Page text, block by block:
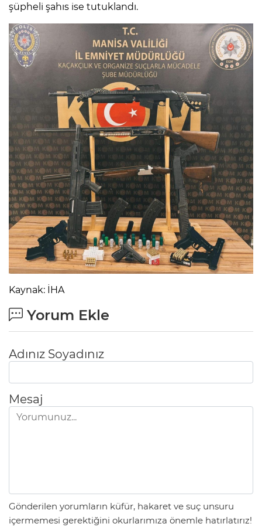
şüpheli şahıs ise tutuklandı.
Kaynak: İHA
Yorum Ekle
Adınız Soyadınız
Mesaj
Gönderilen yorumların küfür, hakaret ve suç unsuru
içermemesi gerektiğini okurlarımıza önemle hatırlatırız!